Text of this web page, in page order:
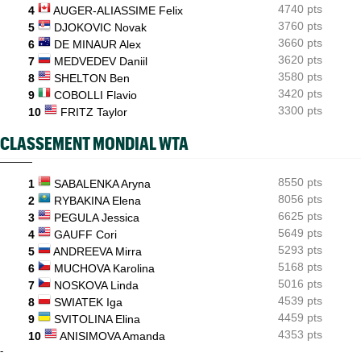
4
AUGER-ALIASSIME Felix
4740 pts
5
DJOKOVIC Novak
3760 pts
6
DE MINAUR Alex
3660 pts
7
MEDVEDEV Daniil
3620 pts
8
SHELTON Ben
3580 pts
9
COBOLLI Flavio
3420 pts
10
FRITZ Taylor 3300 pts
CLASSEMENT MONDIAL WTA
1 SABALENKA Aryna
8550 pts
2
RYBAKINA Elena
8056 pts
3
PEGULA Jessica
6625 pts
4
GAUFF Cori
5649 pts
5
ANDREEVA Mirra
5293 pts
6
MUCHOVA Karolina
5168 pts
7
NOSKOVA Linda
5016 pts
8
SWIATEK Iga
4539 pts
9
SVITOLINA Elina
4459 pts
10
ANISIMOVA Amanda 4353 pts
-